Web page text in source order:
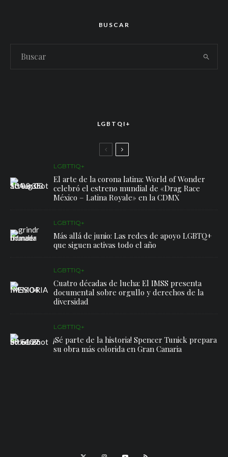
BUSCAR
LGBTQI+
LGBTTIQ+
El arte de la corona latina: World of Wonder
celebró el estreno mundial de «Drag Race
México – Latina Royale» en la CDMX
LGBTTIQ+
Más allá de junio: Las redes de apoyo LGBTQ+
que siguen activas todo el año
LGBTTIQ+
Cuatro décadas de lucha: El IMSS presenta
documental sobre orgullo y derechos de la
diversidad
LGBTTIQ+
¡Sé parte de la historia! Spencer Tunick prepara
su obra más colorida en Gran Canaria